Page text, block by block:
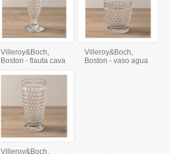
Villeroy&Boch,
Boston - flauta cava
Villeroy&Boch,
Boston - vaso agua
Villeroy&Boch,